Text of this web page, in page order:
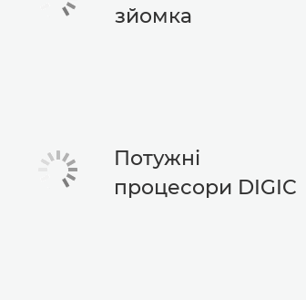
зйомка
Потужні
процесори DIGIC